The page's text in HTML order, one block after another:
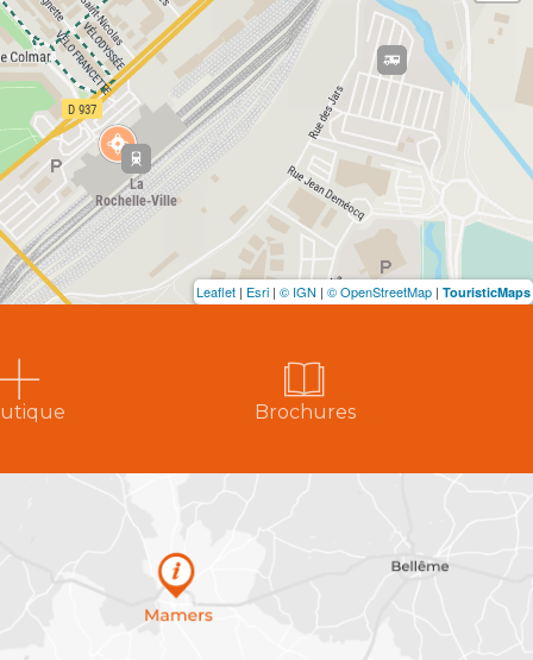
Leaflet | Esri | © IGN | © OpenStreetMap | TouristicMaps
Brochures